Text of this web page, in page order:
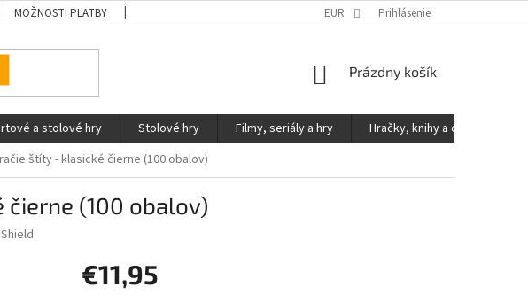
MOŽNOSTI PLATBY PODMIENKY OCHRANY OSOBNÝCH ÚDAJOV
EUR Prihlásenie
NÁKUPNÝ
Prázdny košík
a stolové hry Stolové hry Filmy, seriály a hry
Hračky, knihy a ostatné
štíty - klasické čierne (100 obalov)
(100 obalov)
€11,95